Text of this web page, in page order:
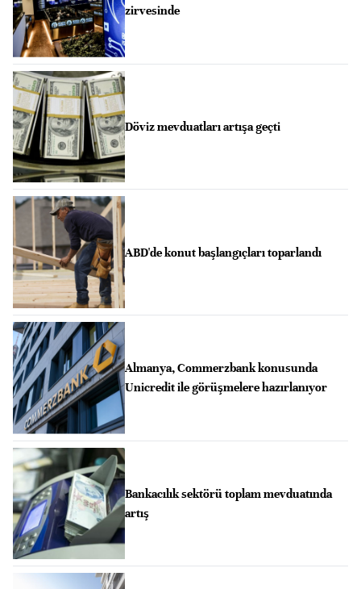
zirvesinde
Döviz mevduatları artışa geçti
ABD'de konut başlangıçları toparlandı
Almanya, Commerzbank konusunda
Unicredit ile görüşmelere hazırlanıyor
Bankacılık sektörü toplam mevduatında
artış